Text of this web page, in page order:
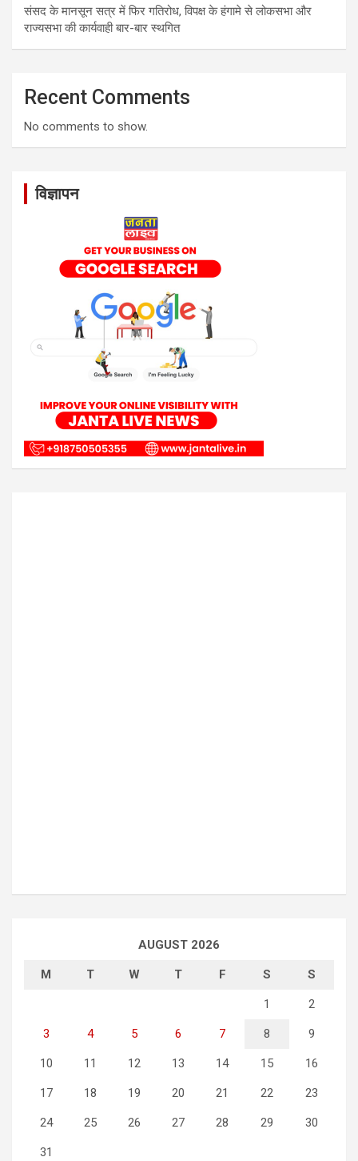
संसद के मानसून सत्र में फिर गतिरोध, विपक्ष के हंगामे से लोकसभा और
राज्यसभा की कार्यवाही बार-बार स्थगित
Recent Comments
No comments to show.
विज्ञापन
AUGUST 2026
M T W T F S S
1 2
3 4 5 6 7 8 9
10 11 12 13 14 15 16
17 18 19 20 21 22 23
24 25 26 27 28 29 30
31